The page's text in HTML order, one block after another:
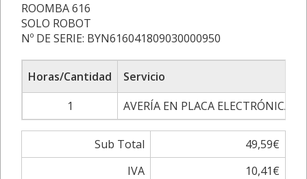
ROOMBA 616
SOLO ROBOT
Nº DE SERIE: BYN616041809030000950
Horas/Cantidad Servicio
1
AVERÍA EN PLACA ELECTRÓNICA
Sub Total
49,59€
IVA
10,41€